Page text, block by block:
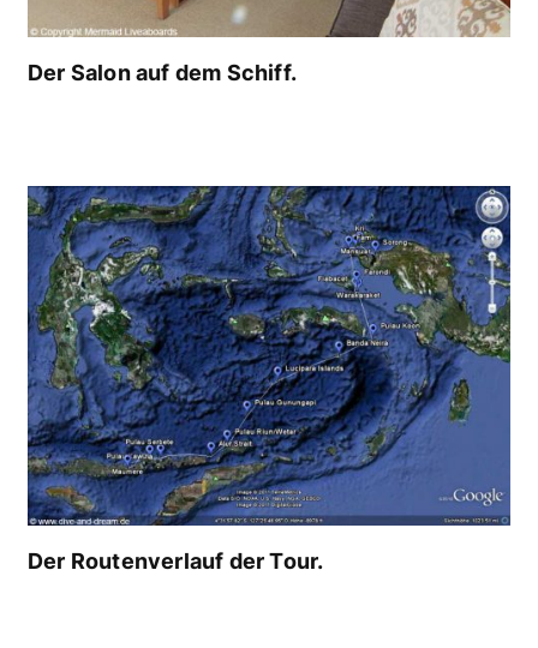
Der Salon auf dem Schiff.
Der Routenverlauf der Tour.